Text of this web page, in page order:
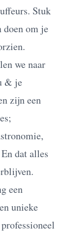
Stuk
doen om je
we naar
& je
zijn een
dat alles
een
unieke